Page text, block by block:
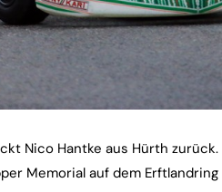
Nico Hantke aus Hürth
Memorial auf dem